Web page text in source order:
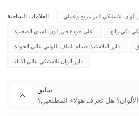
العلامات الساخنة : ألوان بلاستيكي كبير مريح وعملي
أعلى جودة فارز لون الشاي الصغيرة ذكي رائع
فارز البلاستيك صمام الملف اللولبي عالي الجودة
فارز ألوان بلاستيكي عالي الأداء
سابق
هل تعرف هؤلاء المطلعين؟